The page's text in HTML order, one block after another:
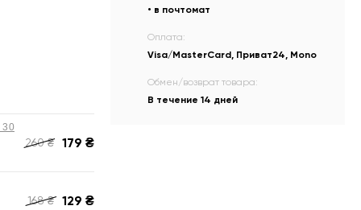
30
260₴ 179 ₴
168₴ 129 ₴
• в почтомат
Оплата:
Visa/MasterCard, Приват24, Mono
Обмен/возврат товара:
В течение 14 дней